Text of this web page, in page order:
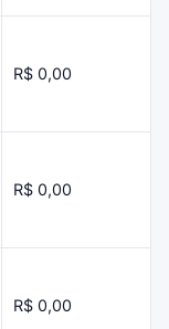
R$ 0,00
R$ 0,00
R$ 0,00